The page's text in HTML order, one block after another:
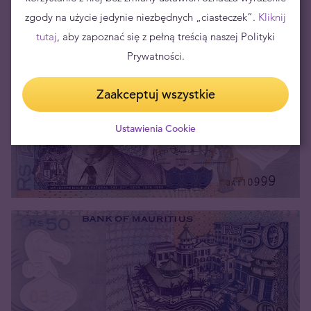
Banknot o nominale 50 MUR to odpowiednik około
zgody na użycie jedynie niezbędnych „ciasteczek”. Kliknij
tutaj, aby zapoznać się z pełną treścią naszej Polityki
Prywatności.
Zaakceptuj wszystkie
Ustawienia Cookie